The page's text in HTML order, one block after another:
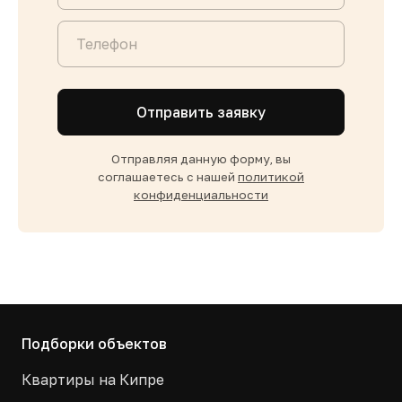
Отправить заявку
Отправляя данную форму, вы
соглашаетесь с нашей политикой
конфиденциальности
Подборки объектов
Квартиры на Кипре